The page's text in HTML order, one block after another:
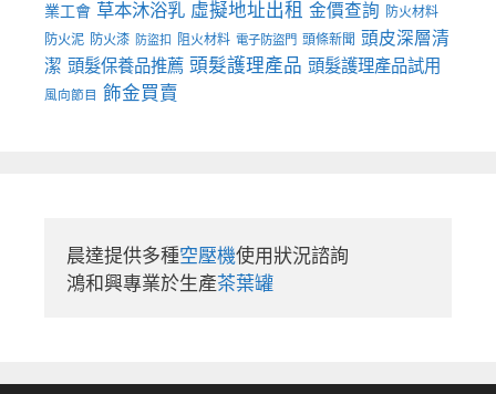
業工會 草本沐浴乳 虛擬地址出租 金價查詢 防火材料
防火泥 防火漆 防盜扣 阻火材料 電子防盜門 頭條新聞 頭皮深層清
潔 頭髮保養品推薦 頭髮護理產品 頭髮護理產品試用
風向節目 飾金買賣
晨達提供多種空壓機使用狀況諮詢
鴻和興專業於生產茶葉罐